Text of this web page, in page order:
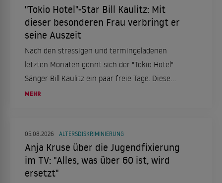
"Tokio Hotel"-Star Bill Kaulitz: Mit
dieser besonderen Frau verbringt er
seine Auszeit
Nach den stressigen und termingeladenen
letzten Monaten gönnt sich der "Tokio Hotel"
Sänger Bill Kaulitz ein paar freie Tage. Diese
verbringt er in Italien, genauer gesagt in Rom.
MEHR
05.08.2026 ALTERSDISKRIMINIERUNG
Anja Kruse über die Jugendfixierung
im TV: "Alles, was über 60 ist, wird
ersetzt"